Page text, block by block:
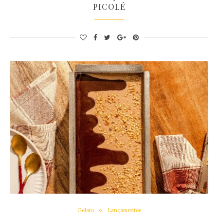
PICOLÉ
Gelato Lançamentos